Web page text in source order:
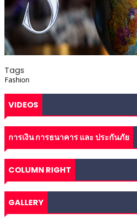
Tags
Fashion
VIDEOS
การเงิน การธนาคาร และ ประกันภัย
COLUMN RIGHT
GALLERY